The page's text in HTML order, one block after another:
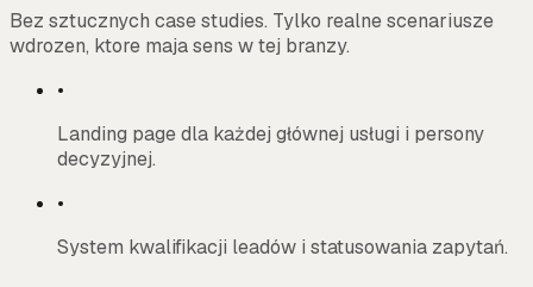
Bez sztucznych case studies. Tylko realne scenariusze
wdrozen, ktore maja sens w tej branzy.
•
Landing page dla każdej głównej usługi i persony
decyzyjnej.
•
System kwalifikacji leadów i statusowania zapytań.